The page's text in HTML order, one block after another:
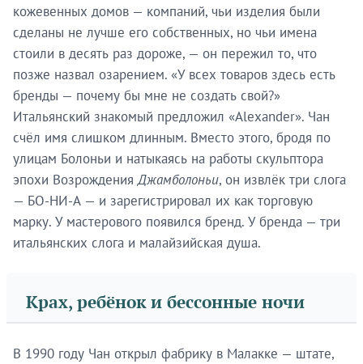
кожевенных домов — компаний, чьи изделия были
сделаны не лучше его собственных, но чьи имена
стоили в десять раз дороже, — он пережил то, что
позже назвал озарением. «У всех товаров здесь есть
бренды — почему бы мне не создать свой?»
Итальянский знакомый предложил «Alexander». Чан
счёл имя слишком длинным. Вместо этого, бродя по
улицам Болоньи и натыкаясь на работы скульптора
эпохи ВозрожденияДжамболоньи, он извлёк три слога
— БО-НИ-А — и зарегистрировал их как торговую
марку. У мастерового появился бренд. У бренда — три
итальянских слога и малайзийская душа.
Крах, ребёнок и бессонные ночи
В 1990 году Чан открыл фабрику в Малакке — штате,